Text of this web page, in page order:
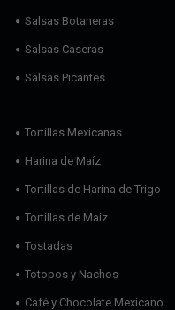
Salsas Botaneras
Salsas Caseras
Salsas Picantes
Tortillas Mexicanas
Harina de Maíz
Tortillas de Harina de Trigo
Tortillas de Maíz
Tostadas
Totopos y Nachos
Café y Chocolate Mexicano